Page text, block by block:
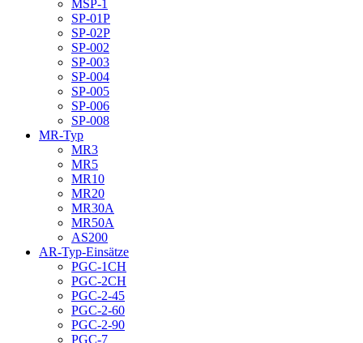
MSP-1
SP-01P
SP-02P
SP-002
SP-003
SP-004
SP-005
SP-006
SP-008
MR-Typ
MR3
MR5
MR10
MR20
MR30A
MR50A
AS200
AR-Typ-Einsätze
PGC-1CH
PGC-2CH
PGC-2-45
PGC-2-60
PGC-2-90
PGC-7